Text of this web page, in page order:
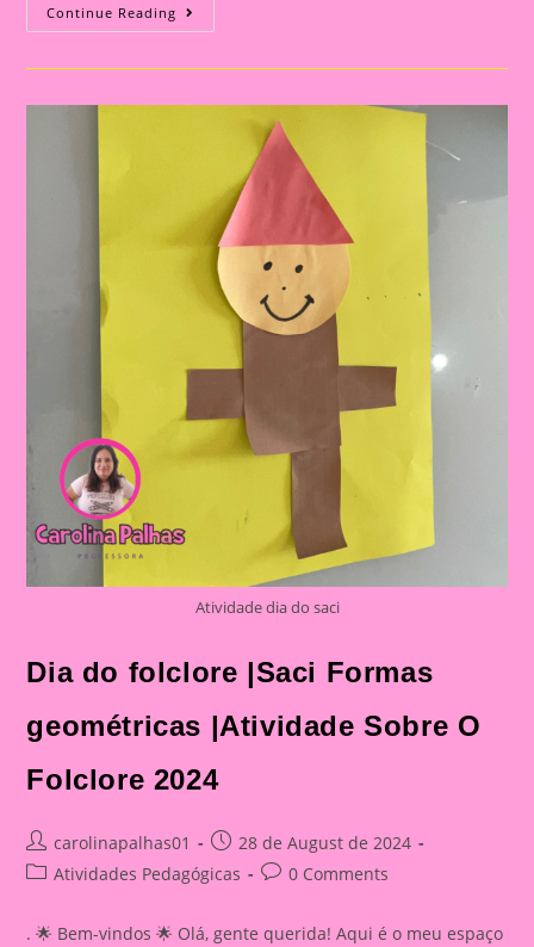
Continue Reading Dia
Do
|Viseira
Atividade dia do saci
Dia do folclore |Saci Formas
geométricas |Atividade Sobre O
Folclore 2024
Post
author:
carolinapalhas01
Post
published:
28 de August de 2024
PostAtividades Pedagógicas
Post0 Comments
. 🌟 Bem-vindos 🌟 Olá, gente querida! Aqui é o meu espaço